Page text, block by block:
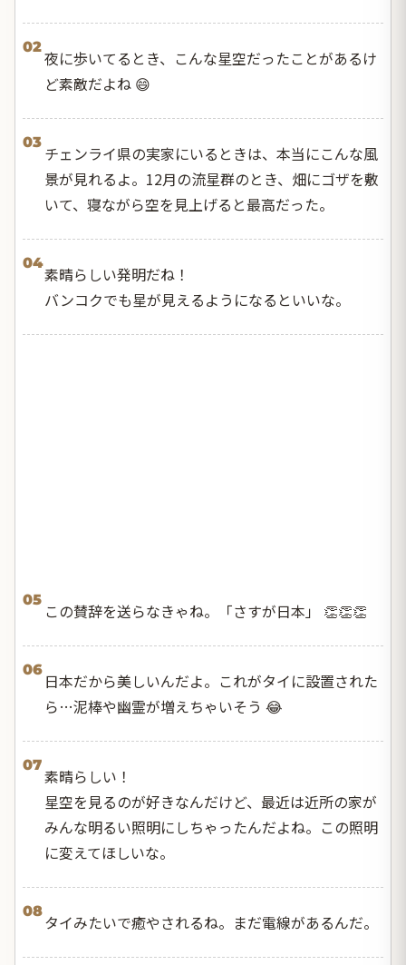
02
夜に歩いてるとき、こんな星空だったことがあるけ
ど素敵だよね 😄
03
チェンライ県の実家にいるときは、本当にこんな風
景が見れるよ。12月の流星群のとき、畑にゴザを敷
いて、寝ながら空を見上げると最高だった。
04
素晴らしい発明だね！
バンコクでも星が見えるようになるといいな。
05
この賛辞を送らなきゃね。「さすが日本」 👏👏👏
06
日本だから美しいんだよ。これがタイに設置された
ら…泥棒や幽霊が増えちゃいそう 😂
07
素晴らしい！
星空を見るのが好きなんだけど、最近は近所の家が
みんな明るい照明にしちゃったんだよね。この照明
に変えてほしいな。
08
タイみたいで癒やされるね。まだ電線があるんだ。